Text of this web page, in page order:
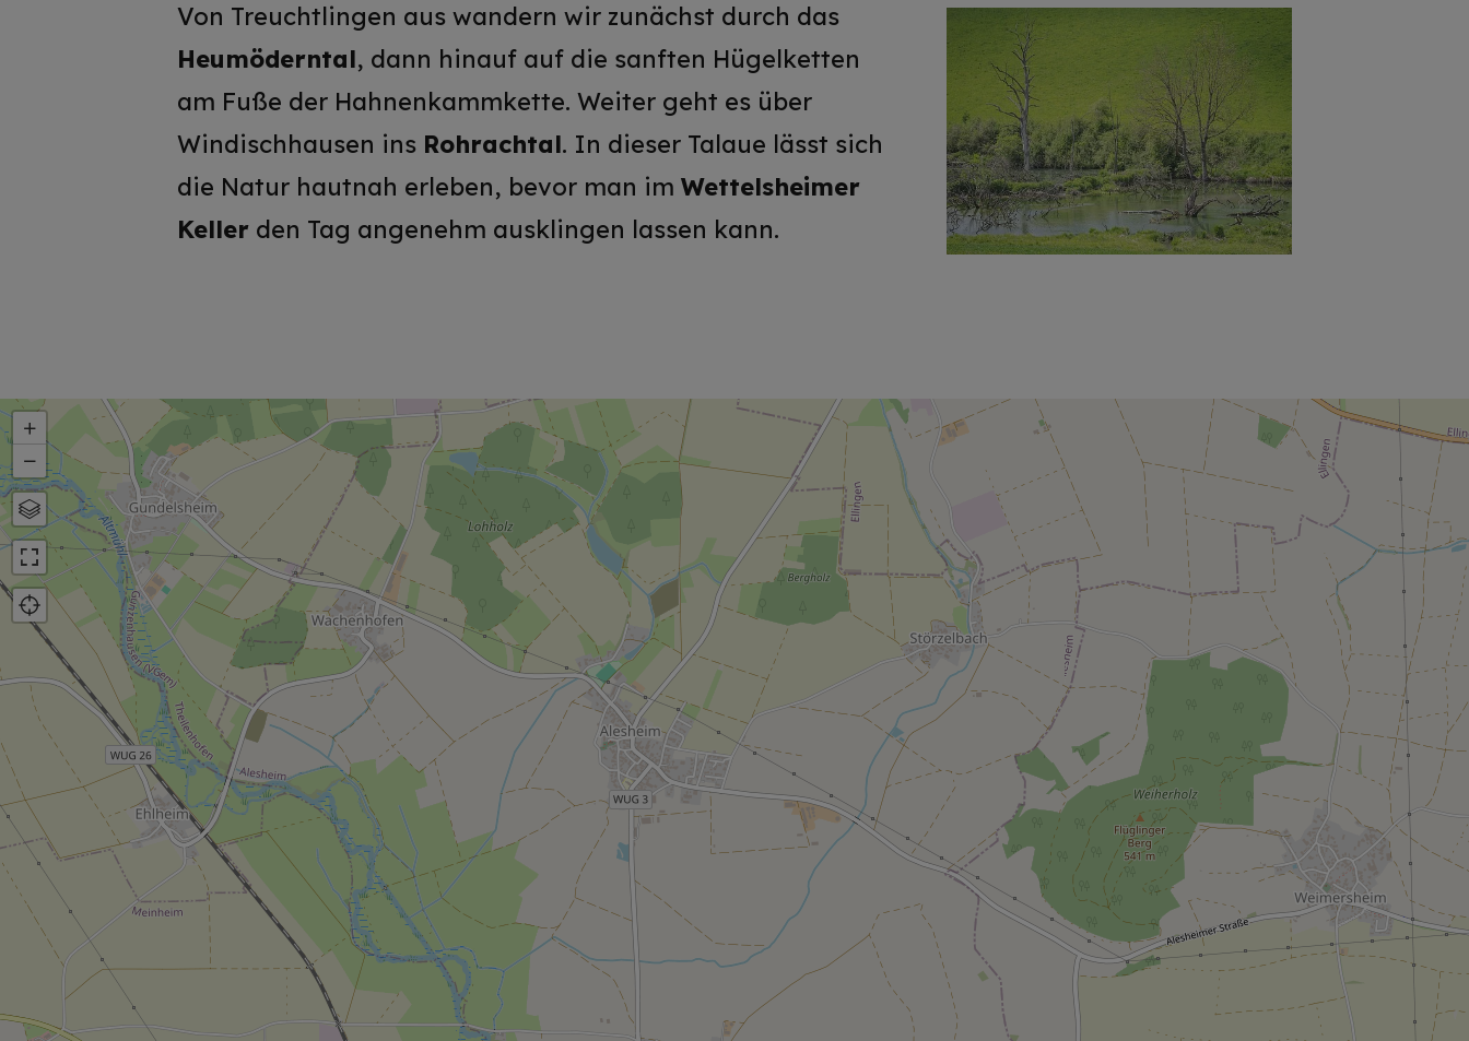
Von Treucht­lingen aus wandern wir zunächst durch das
Heumöderntal, dann hinauf auf die sanften Hügelketten
am Fuße der Hahnenkammkette. Weiter geht es über
Windischhausen ins Rohrachtal. In dieser Talaue lässt sich
die Natur hautnah erleben, bevor man im Wettelsheimer
Keller den Tag angenehm ausklingen lassen kann.
+
−
Karte
Luftbild